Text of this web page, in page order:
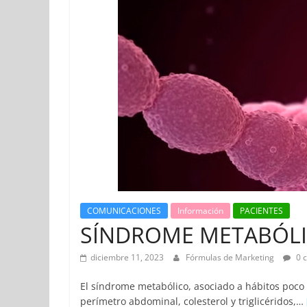
COMUNICACIONES Información PACIENTES
SÍNDROME
diciembre 11, 2023 Fórmulas de Marketing 0
El síndrome metabólico, asociado a hábitos
perímetro abdominal, colesterol y triglicéridos,…